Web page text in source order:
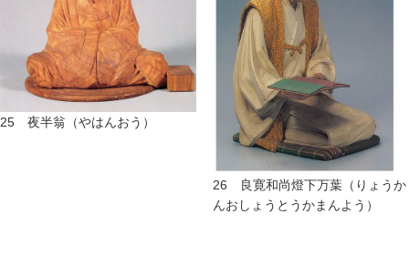
25 夜半翁（やはんおう）
26 良寛和尚燈下万葉（りょうか
んおしょうとうかまんよう）